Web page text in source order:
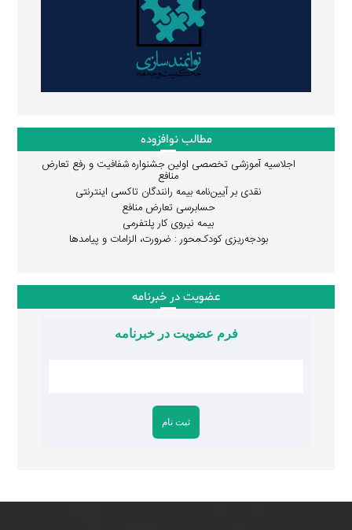
مطالب نوافزوده
اجلاسیه آموزشی تخصصی اولین جشنواره شفافیت و رفع تعارض
منافع
نقدی بر آیین‌نامه بیمه رانندگان تاکسی اینترنتی
حسابرسی تعارض منافع
بیمه نیروی کار پلتفرمی
بودجه‌ریزی کودک‌محور : ضرورت، الزامات و پیامدها
عضویت در خبرنامه
فرم عضویت در خبرنامه